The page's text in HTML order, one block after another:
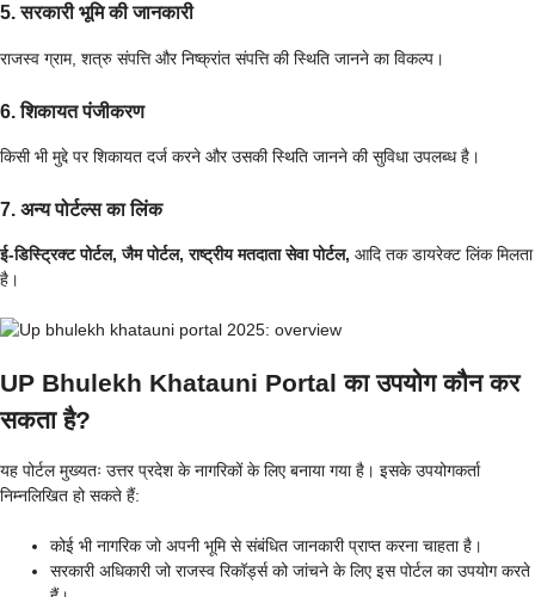
5. सरकारी भूमि की जानकारी
राजस्व ग्राम, शत्रु संपत्ति और निष्क्रांत संपत्ति की स्थिति जानने का विकल्प।
6. शिकायत पंजीकरण
किसी भी मुद्दे पर शिकायत दर्ज करने और उसकी स्थिति जानने की सुविधा उपलब्ध है।
7. अन्य पोर्टल्स का लिंक
ई-डिस्ट्रिक्ट पोर्टल, जैम पोर्टल, राष्ट्रीय मतदाता सेवा पोर्टल, आदि तक डायरेक्ट लिंक मिलता
है।
UP Bhulekh Khatauni Portal का उपयोग कौन कर
सकता है?
यह पोर्टल मुख्यतः उत्तर प्रदेश के नागरिकों के लिए बनाया गया है। इसके उपयोगकर्ता
निम्नलिखित हो सकते हैं:
कोई भी नागरिक जो अपनी भूमि से संबंधित जानकारी प्राप्त करना चाहता है।
सरकारी अधिकारी जो राजस्व रिकॉर्ड्स को जांचने के लिए इस पोर्टल का उपयोग करते